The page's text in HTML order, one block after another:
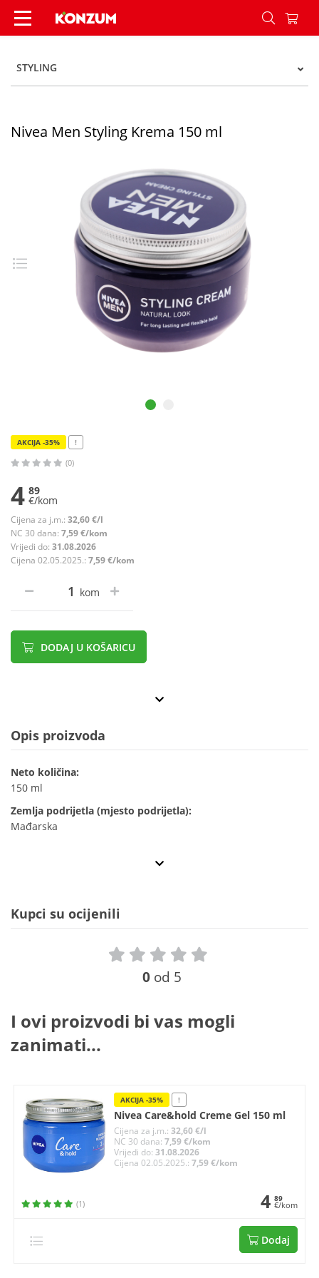
Nivea Men Styling Krema 150 ml - Konzum
STYLING
Nivea Men Styling Krema 150 ml
AKCIJA -35% !
(0)
4 89
€/kom
Cijena za j.m.: 32,60 €/l
NC 30 dana: 7,59 €/kom
Vrijedi do: 31.08.2026
Cijena 02.05.2025.: 7,59 €/kom
kom
DODAJ U KOŠARICU
Opis proizvoda
Neto količina:
150 ml
Zemlja podrijetla (mjesto podrijetla):
Mađarska
Kupci su ocijenili
0 od 5
I ovi proizvodi bi vas mogli
zanimati...
AKCIJA -35% !
Nivea Care&hold Creme Gel 150 ml
Cijena za j.m.:32,60 €/l
NC 30 dana:7,59 €/kom
Vrijedi do:31.08.2026
Cijena 02.05.2025.:7,59 €/kom
(1) 4 89
€/kom
Dodaj